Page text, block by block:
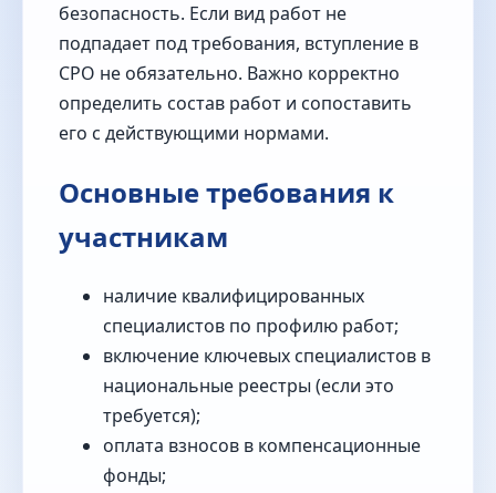
безопасность. Если вид работ не
подпадает под требования, вступление в
СРО не обязательно. Важно корректно
определить состав работ и сопоставить
его с действующими нормами.
Основные требования к
участникам
наличие квалифицированных
специалистов по профилю работ;
включение ключевых специалистов в
национальные реестры (если это
требуется);
оплата взносов в компенсационные
фонды;